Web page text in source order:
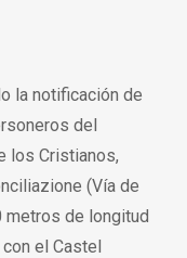
la notificación de
del
los Cristianos,
(Vía de
metros de longitud
el Castel